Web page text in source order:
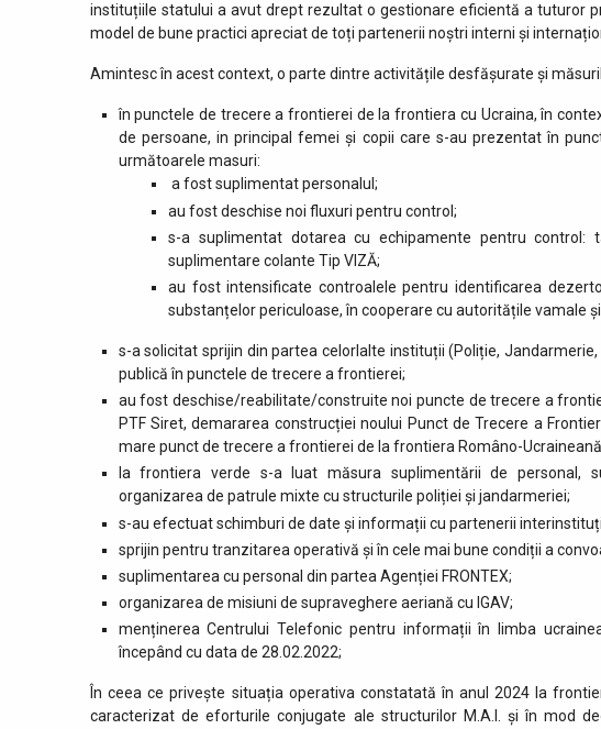
instituțiile statului a avut drept rezultat o gestionare eficientă a tuturor
model de bune practici apreciat de toți partenerii noștri interni și
Amintesc în acest context, o parte dintre activitățile desfășurate și
în punctele de trecere a frontierei de la frontiera cu Ucraina, în
de persoane, in principal femei și copii care s-au prezentat în
următoarele masuri:
a fost suplimentat personalul;
au fost deschise noi fluxuri pentru control;
s-a suplimentat dotarea cu echipamente pentru control:
suplimentare colante Tip VIZĂ;
au fost intensificate controalele pentru identificarea
substanțelor periculoase, în cooperare cu autoritățile vamale
s-a solicitat sprijin din partea celorlalte instituții (Poliție,
publică în punctele de trecere a frontierei;
au fost deschise/reabilitate/construite noi puncte de trecere a
PTF Siret, demararea construcției noului Punct de Trecere a
mare punct de trecere a frontierei de la frontiera Româno-
la frontiera verde s-a luat măsura suplimentării de personal,
organizarea de patrule mixte cu structurile poliției și jandarmeriei;
s-au efectuat schimburi de date și informații cu partenerii
sprijin pentru tranzitarea operativă și în cele mai bune condiții a
suplimentarea cu personal din partea Agenției FRONTEX;
organizarea de misiuni de supraveghere aeriană cu IGAV;
menținerea Centrului Telefonic pentru informații în limba
începând cu data de 28.02.2022;
În ceea ce privește situația operativa constatată în anul 2024 la
caracterizat de eforturile conjugate ale structurilor M.A.I. și în mod